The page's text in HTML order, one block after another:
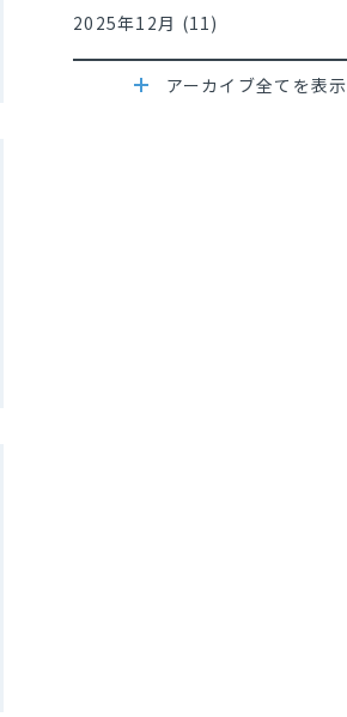
2025年12月 (11)
アーカイブ全てを表示